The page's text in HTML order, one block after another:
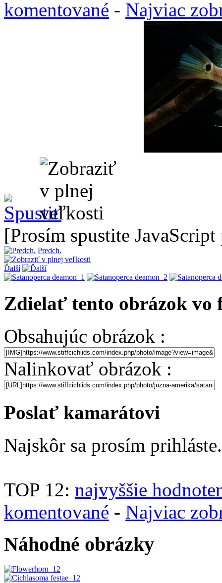
komentované - Najviac
[Prosím spustite
Predch.
Ďalší
Zdielať tento obrázok vo
Obsahujúc obrázok :
Nalinkovať obrázok :
Poslať kamarátovi
Najskôr sa prosím
TOP 12: najvyššie
komentované - Najviac
Náhodné obrázky